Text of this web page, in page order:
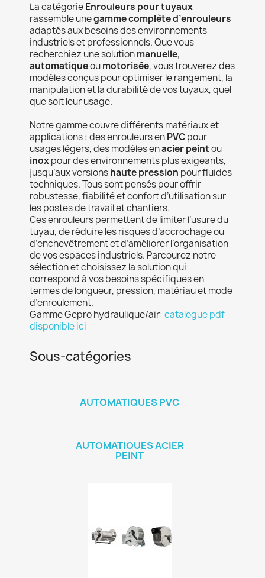
La catégorieEnrouleurs pour tuyaux
rassemble unegamme complète d’enrouleurs
adaptés aux besoins des environnements
industriels et professionnels. Que vous
recherchiez une solutionmanuelle,
automatiqueoumotorisée, vous trouverez des
modèles conçus pour optimiser le rangement, la
manipulation et la durabilité de vos tuyaux, quel
que soit leur usage.
Notre gamme couvre différents matériaux et
applications : des enrouleurs enPVCpour
usages légers, des modèles enacier peintou
inoxpour des environnements plus exigeants,
jusqu’aux versionshaute pression pour fluides
techniques. Tous sont pensés pour offrir
robustesse, fiabilité et confort d’utilisation sur
les postes de travail et chantiers.
Ces enrouleurs permettent de limiter l’usure du
tuyau, de réduire les risques d’accrochage ou
d’enchevêtrement et d’améliorer l’organisation
de vos espaces industriels. Parcourez notre
sélection et choisissez la solution qui
correspond à vos besoins spécifiques en
termes de longueur, pression, matériau et mode
d’enroulement.
Gamme Gepro hydraulique/air: catalogue pdf
disponible ici
Sous-catégories
AUTOMATIQUES PVC
AUTOMATIQUES ACIER
PEINT